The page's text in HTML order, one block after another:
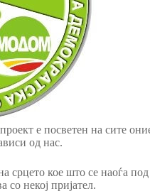
е посветен на сите
од нас.
срцето кое што се наоѓа
некој пријател.